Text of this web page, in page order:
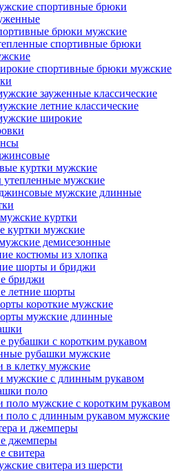
спортивные брюки
брюки мужские
спортивные брюки
спортивные брюки мужские
зауженные классические
летние классические
широкие
куртки мужские
мужские
мужские длинные
куртки
куртки мужские
демисезонные
костюмы из хлопка
шорты и бриджи
бриджи
летние шорты
короткие мужские
мужские длинные
рубашки с коротким рукавом
рубашки мужские
в клетку мужские
мужские с длинным рукавом
поло
поло мужские с коротким рукавом
поло с длинным рукавом мужские
и джемперы
джемперы
свитера
свитера из шерсти